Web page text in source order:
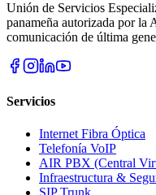
Unión de Servicios
panameña autorizada por la
comunicación de última
Servicios
Internet Fibra Óptica
Telefonía VoIP
AIR PBX (Central
Infraestructura &
SIP Trunk